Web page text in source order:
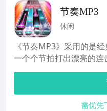
节奏MP3
休闲
《节奏MP3》采用的是
一个个节拍打出漂亮的连
需优先